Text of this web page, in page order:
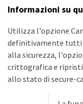
Informazioni su
Utilizza l'opzione
definitivamente tutti
alla sicurezza,
crittografica e
allo stato di secure-